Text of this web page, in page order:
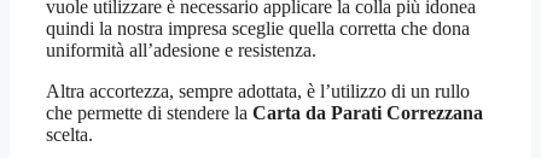
vuole utilizzare è necessario applicare la colla più idonea
quindi la nostra impresa sceglie quella corretta che dona
uniformità all’adesione e resistenza.
Altra accortezza, sempre adottata, è l’utilizzo di un rullo
che permette di stendere la Carta da Parati Correzzana
scelta.